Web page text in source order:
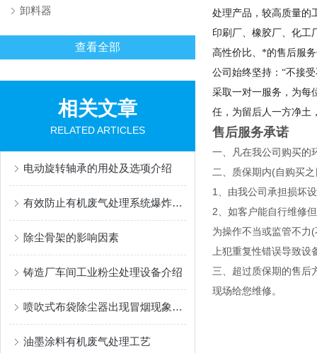
卸料器
查看全部
相关文章
RELATED ARTICLES
电动旋转轴承的用处及选项介绍
有效防止有机废气处理系统爆炸的安全措施有哪些？
除尘骨架的影响因素
铸造厂车间工业粉尘处理设备介绍
喷吹式布袋除尘器出现冒烟现象后的解决方法分享
油墨涂料有机废气处理工艺
处理产品， 较高质量的
印刷厂、橡胶厂、化工
高性价比、*的售后服
公司始终坚持： “不接
采取一对一服务，为每
任，为留后人一方净土
售后服务承诺
一、凡在我公司购买的
二、质保期内(自购买
1、由我公司承担损坏
2、如客户能自行维修
为操作不当或监管不力
上犯重复性错误导致
三、超过质保期的售后
现场给您维修。